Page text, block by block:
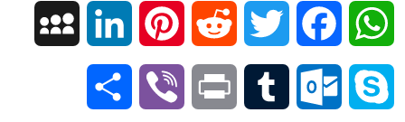
h
a
w